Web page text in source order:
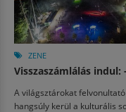
ZENE
Visszaszámlálás indul:
A világsztárokat
hangsúly kerül a kulturális